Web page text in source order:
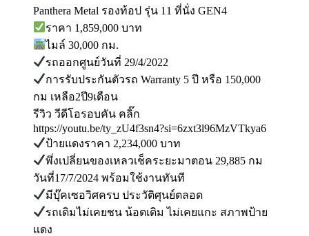
Panthera Metal รองท้อป รุ่น 11 ที่นั่ง GEN4
ราคา 1,859,000 บาท
ไมล์ 30,000 กม.
รถออกศูนย์วันที่ 29/4/2022
การรับประกันตัวรถ Warranty 5 ปี หรือ 150,000
กม เหลือ2ปี9เดือน
รีวิว วีดีโอรอบคัน คลิ๊ก
https://youtu.be/ty_zU4f3sn4?si=6zxt3l96MzVTkya6
ป้ายแดงราคา 2,234,000 บาท
พึ่งเปลี่ยนของเหลวเช็คระยะมาตอน 29,885 กม
วันที่17/7/2024 พร้อมใช้งานทันที
มีบุ๊คเซอวิศครบ ประวัติศุนย์ตลอด
รถเดิมไม่เคยชน น้อตเดิม ไม่เคยแกะ สภาพป้าย
แดง